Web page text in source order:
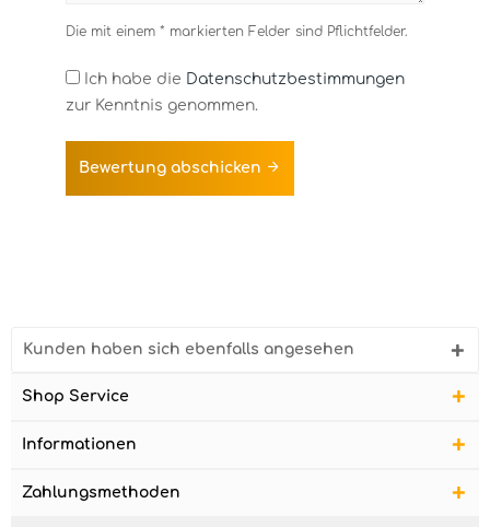
Die mit einem * markierten Felder sind Pflichtfelder.
Ich habe die Datenschutzbestimmungen
zur Kenntnis genommen.
Bewertung abschicken
Kunden haben sich ebenfalls angesehen
Shop Service
Informationen
Zahlungsmethoden